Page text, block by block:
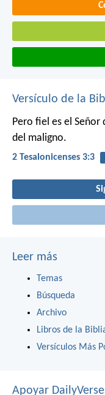
Versículo de la
Pero fiel es el
del maligno.
2 Tesalonicenses 3:3
Leer más
Temas
Búsqueda
Archivo
Libros de la
Versículos Más
Apoyar